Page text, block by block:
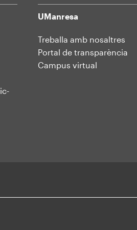
UManresa
Treballa amb nosaltres
Portal de transparència
Campus virtual